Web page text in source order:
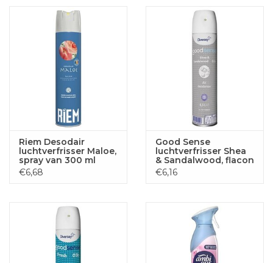
Riem Desodair
luchtverfrisser Maloe,
spray van 300 ml
€6,68
Good Sense
luchtverfrisser Shea
& Sandalwood, flacon
van 300 ml
€6,16